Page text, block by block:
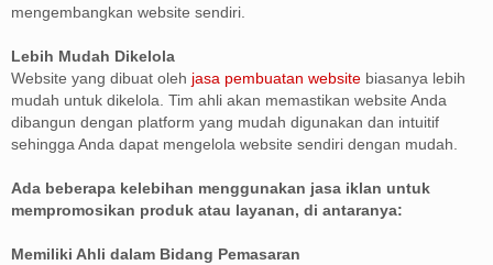
mengembangkan website sendiri.
Lebih Mudah Dikelola
Website yang dibuat oleh jasa pembuatan website biasanya lebih
mudah untuk dikelola. Tim ahli akan memastikan website Anda
dibangun dengan platform yang mudah digunakan dan intuitif
sehingga Anda dapat mengelola website sendiri dengan mudah.
Ada beberapa kelebihan menggunakan jasa iklan untuk
mempromosikan produk atau layanan, di antaranya:
Memiliki Ahli dalam Bidang Pemasaran